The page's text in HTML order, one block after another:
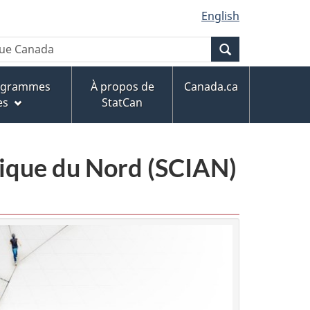
English
À propos de
StatCan
Canada.ca
du Nord (SCIAN)